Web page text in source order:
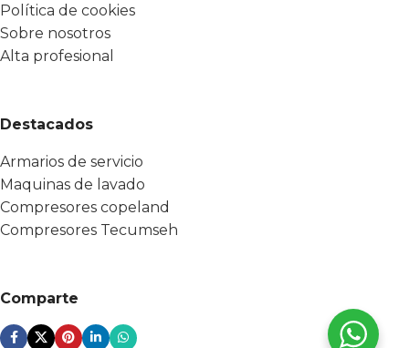
Política de cookies
Sobre nosotros
Alta profesional
Destacados
Armarios de servicio
Maquinas de lavado
Compresores copeland
Compresores Tecumseh
Comparte